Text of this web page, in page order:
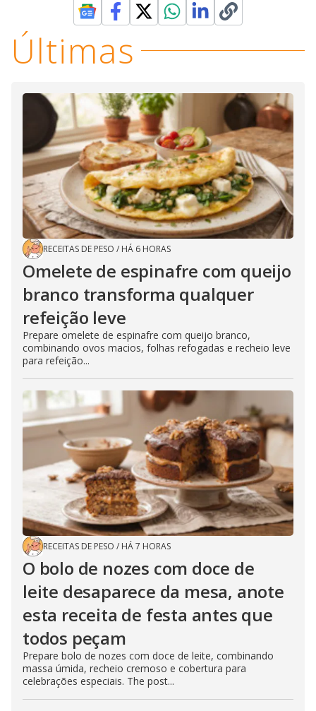
Últimas
RECEITAS DE PESO / HÁ 6 HORAS
Omelete de espinafre com queijo
branco transforma qualquer
refeição leve
Prepare omelete de espinafre com queijo branco,
combinando ovos macios, folhas refogadas e recheio leve
para refeição...
RECEITAS DE PESO / HÁ 7 HORAS
O bolo de nozes com doce de
leite desaparece da mesa, anote
esta receita de festa antes que
todos peçam
Prepare bolo de nozes com doce de leite, combinando
massa úmida, recheio cremoso e cobertura para
celebrações especiais. The post...